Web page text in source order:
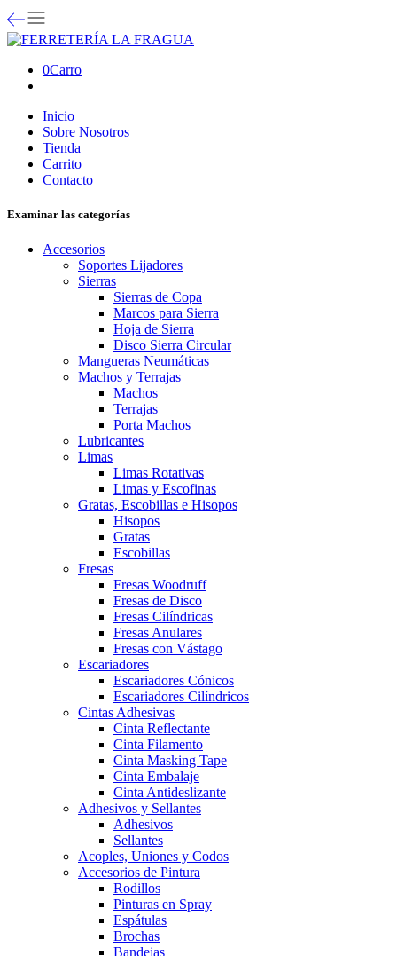
0Carro
Inicio
Sobre Nosotros
Tienda
Carrito
Contacto
Examinar las categorías
Accesorios
Soportes Lijadores
Sierras
Sierras de Copa
Marcos para Sierra
Hoja de Sierra
Disco Sierra Circular
Mangueras Neumáticas
Machos y Terrajas
Machos
Terrajas
Porta Machos
Lubricantes
Limas
Limas Rotativas
Limas y Escofinas
Gratas, Escobillas e Hisopos
Hisopos
Gratas
Escobillas
Fresas
Fresas Woodruff
Fresas de Disco
Fresas Cilíndricas
Fresas Anulares
Fresas con Vástago
Escariadores
Escariadores Cónicos
Escariadores Cilíndricos
Cintas Adhesivas
Cinta Reflectante
Cinta Filamento
Cinta Masking Tape
Cinta Embalaje
Cinta Antideslizante
Adhesivos y Sellantes
Adhesivos
Sellantes
Acoples, Uniones y Codos
Accesorios de Pintura
Rodillos
Pinturas en Spray
Espátulas
Brochas
Bandejas